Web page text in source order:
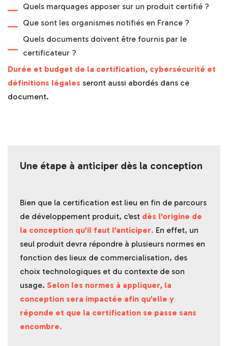
Quels marquages apposer sur un produit certifié ?
Que sont les organismes notifiés en France ?
Quels documents doivent être fournis par le
certificateur ?
Durée et budget de la certification, cybersécurité et
définitions légales seront aussi abordés dans ce
document.
Une étape à anticiper dès la conception
Bien que la certification est lieu en fin de parcours
de développement produit, c’est dès l’origine de
la conception qu’il faut l’anticiper. En effet, un
seul produit devra répondre à plusieurs normes en
fonction des lieux de commercialisation, des
choix technologiques et du contexte de son
usage. Selon les normes à appliquer, la
conception sera impactée afin qu’elle y
réponde et que la certification se passe sans
encombre.